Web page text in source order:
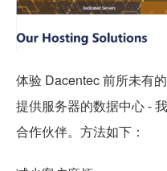
体验 Dacentec 前所未有
提供服务器的数据中心 -
合作伙伴。方法如下：